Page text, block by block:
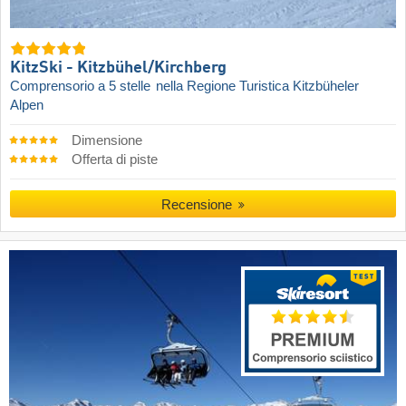
KitzSki - Kitzbühel/​Kirchberg
Comprensorio a 5 stelle nella Regione Turistica Kitzbüheler
Alpen
Dimensione
Offerta di piste
Recensione